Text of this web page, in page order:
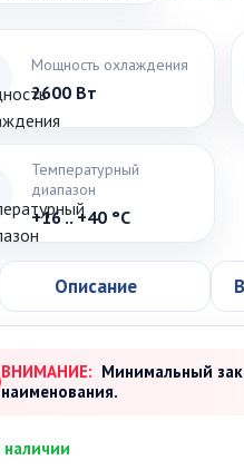
Мощность охлаждения
2600 Вт
Температурный
диапазон
+16 .. +40 °С
Описание
ВНИМАНИЕ: Минимальный
наименования.
наличии